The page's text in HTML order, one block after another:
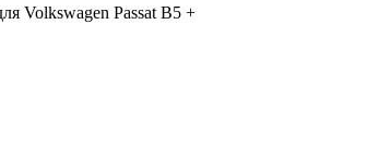
Volkswagen Passat B5 +